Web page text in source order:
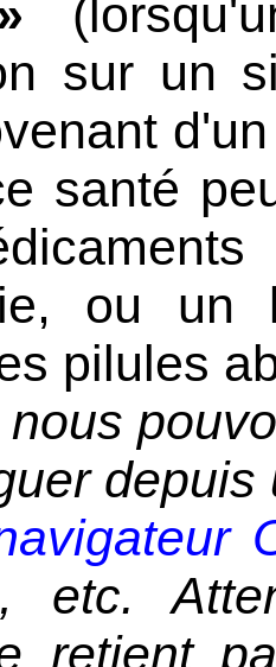
sur un
santé
ou un
pilules
depuis
etc.
retient